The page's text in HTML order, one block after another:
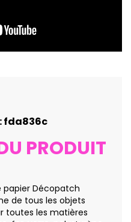
fda836c
PRODUIT
papier Décopatch
de tous les objets
toutes les matières